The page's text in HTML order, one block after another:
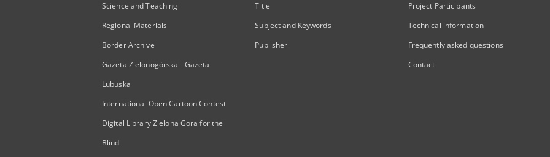
Science and Teaching
Regional Materials
Border Archive
Gazeta Zielonogórska - Gazeta
Lubuska
International Open Cartoon Contest
Digital Library Zielona Gora for the
Blind
Title
Subject and Keywords
Publisher
Project Participants
Technical information
Frequently asked questions
Contact